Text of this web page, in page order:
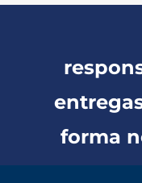
forma